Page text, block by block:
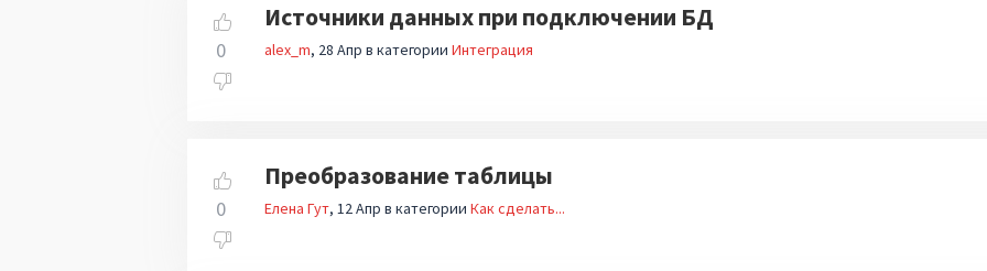
0
Источники данных при подключении БД
alex_m 28 Апр в категории Интеграция
0
Преобразование таблицы
Елена Гут 12 Апр в категории Как сделать...